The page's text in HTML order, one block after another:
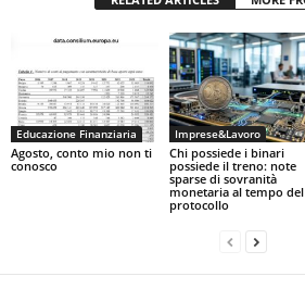
Educazione Finanziaria
Agosto, conto mio non ti
conosco
Imprese&Lavoro
Chi possiede i binari
possiede il treno: note
sparse di sovranità
monetaria al tempo del
protocollo